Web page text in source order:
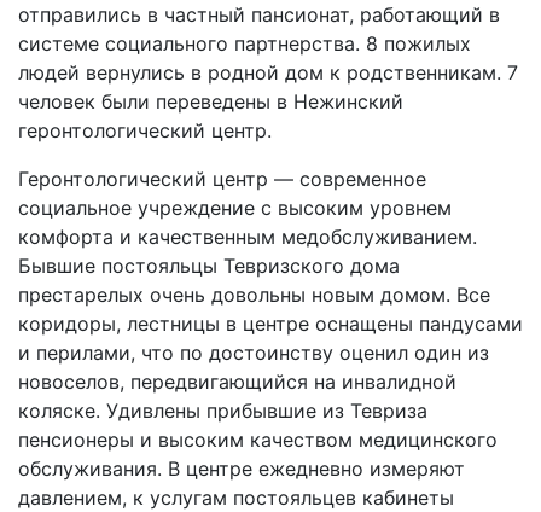
отправились в частный пансионат, работающий в
системе социального партнерства. 8 пожилых
людей вернулись в родной дом к родственникам. 7
человек были переведены в Нежинский
геронтологический центр.
Геронтологический центр — современное
социальное учреждение с высоким уровнем
комфорта и качественным медобслуживанием.
Бывшие постояльцы Тевризского дома
престарелых очень довольны новым домом. Все
коридоры, лестницы в центре оснащены пандусами
и перилами, что по достоинству оценил один из
новоселов, передвигающийся на инвалидной
коляске. Удивлены прибывшие из Тевриза
пенсионеры и высоким качеством медицинского
обслуживания. В центре ежедневно измеряют
давлением, к услугам постояльцев кабинеты